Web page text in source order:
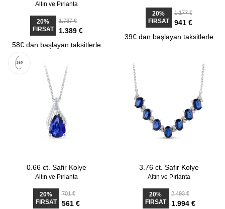
Altın ve Pırlanta
20%
FIRSAT
1.737 €
1.389 €
58€ dan başlayan taksitlerle
20%
FIRSAT
1.177 €
941 €
39€ dan başlayan taksitlerle
0.66 ct. Safir Kolye
Altın ve Pırlanta
20%
FIRSAT
701 €
561 €
3.76 ct. Safir Kolye
Altın ve Pırlanta
20%
FIRSAT
2.493 €
1.994 €